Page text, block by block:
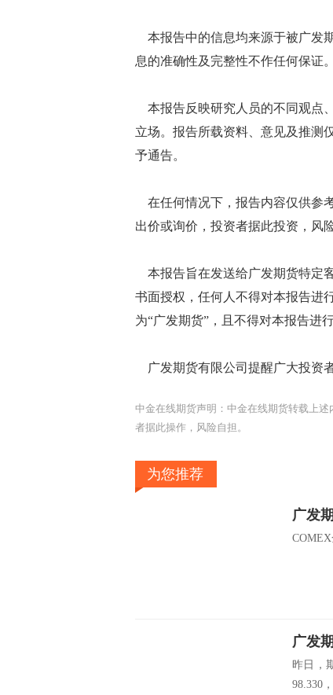
本报告中的信息均来源于被广发
息的准确性及完整性不作任何保证。
本报告反映研究人员的不同观点
立场。报告所载资料、意见及推测
予通告。
在任何情况下，报告内容仅供参
出价或询价，投资者据此投资，风
本报告旨在发送给广发期货特定
书面授权，任何人不得对本报告进
为“广发期货”，且不得对本报告进
广发期货有限公司提醒广大投资
中金在线期货声明：中金在线期货转载上
者据此操作，风险自担。
为您推荐
昨日，
98.330